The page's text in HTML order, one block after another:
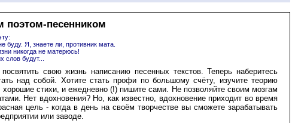
поэтом-песенником
буду. Я, знаете ли, противник мата.
никогда не матерюсь!
слов будут...
свою жизнь написанию песенных текстов. Теперь наберитесь
над собой. Хотите стать профи по большому счёту, изучите теорию
стихи, и ежедневно (!) пишите сами. Не позволяйте своим мозгам
Нет вдохновения? Но, как известно, вдохновение приходит во время
цель - когда в день на своём творчестве вы сможете зарабатывать
или заводе.